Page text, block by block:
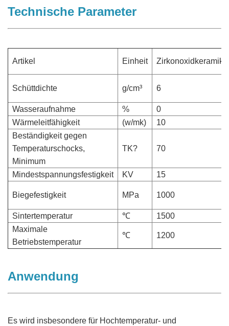
Technische Parameter
Artikel Einheit Zirkonoxidkeramik
Schüttdichte g/cm³ 6
Wasseraufnahme %
0
Wärmeleitfähigkeit
(w/mk)
10
Beständigkeit gegen
Temperaturschocks,
Minimum
TK? 70
Mindestspannungsfestigkeit KV 15
Biegefestigkeit MPa 1000
Sintertemperatur ℃
1500
Maximale
Betriebstemperatur
℃ 1200
Anwendung
Es wird insbesondere für Hochtemperatur- und